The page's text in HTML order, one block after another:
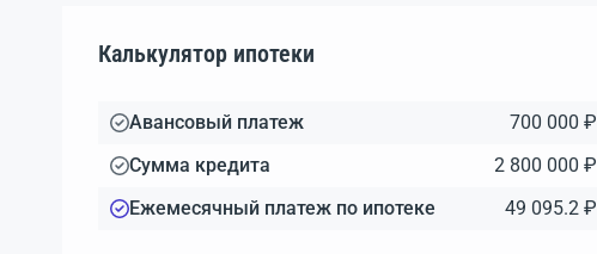
Калькулятор ипотеки
Авансовый платеж
700 000 ₽
Сумма кредита
2 800 000 ₽
Ежемесячный платеж по ипотеке
49 095.2 ₽